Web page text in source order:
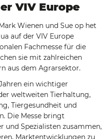
VIV Europe
Wienen und Sue op het
auf der VIV Europe
Fachmesse für die
sie mit zahlreichen
aus dem Agrarsektor.
ein wichtiger
weltweiten Tierhaltung,
Tiergesundheit und
Die Messe bringt
und Spezialisten zusammen,
Marktentwicklungen zu